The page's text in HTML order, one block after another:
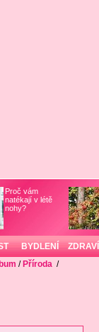
Proč vám
natékají v létě
nohy?
BYDLENÍ ZDRAVÍ
/ Příroda /